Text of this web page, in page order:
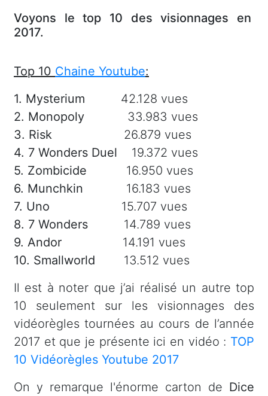
Voyons le top 10 des visionnages en
2017.
Top 10 Chaine Youtube:
1. Mysterium 42.128 vues
2. Monopoly 33.983 vues
3. Risk 26.879 vues
4. 7 Wonders Duel 19.372 vues
5. Zombicide 16.950 vues
6. Munchkin 16.183 vues
7. Uno
15.707 vues
8. 7 Wonders 14.789 vues
9. Andor 14.191 vues
10. Smallworld 13.512 vues
Il est à noter que j’ai réalisé un autre top
10 seulement sur les visionnages des
vidéorègles tournées au cours de l’année
2017 et que je présente ici en vidéo : TOP
10 Vidéorègles Youtube 2017
On y remarque l'énorme carton de Dice